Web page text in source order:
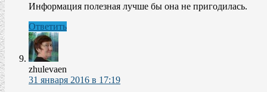
Информация полезная лучше бы она не пригодилась.
Ответить
zhulevaen
31 января 2016 в 17:19